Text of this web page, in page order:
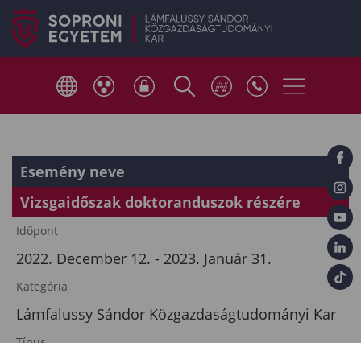
Esemény neve
Vizsgaidőszak doktoranduszok részére
Időpont
2022. December 12. - 2023. Január 31.
Kategória
Lámfalussy Sándor Közgazdaságtudományi Kar